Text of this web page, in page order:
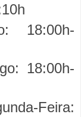
18:00h-
18:00h-
Feira: